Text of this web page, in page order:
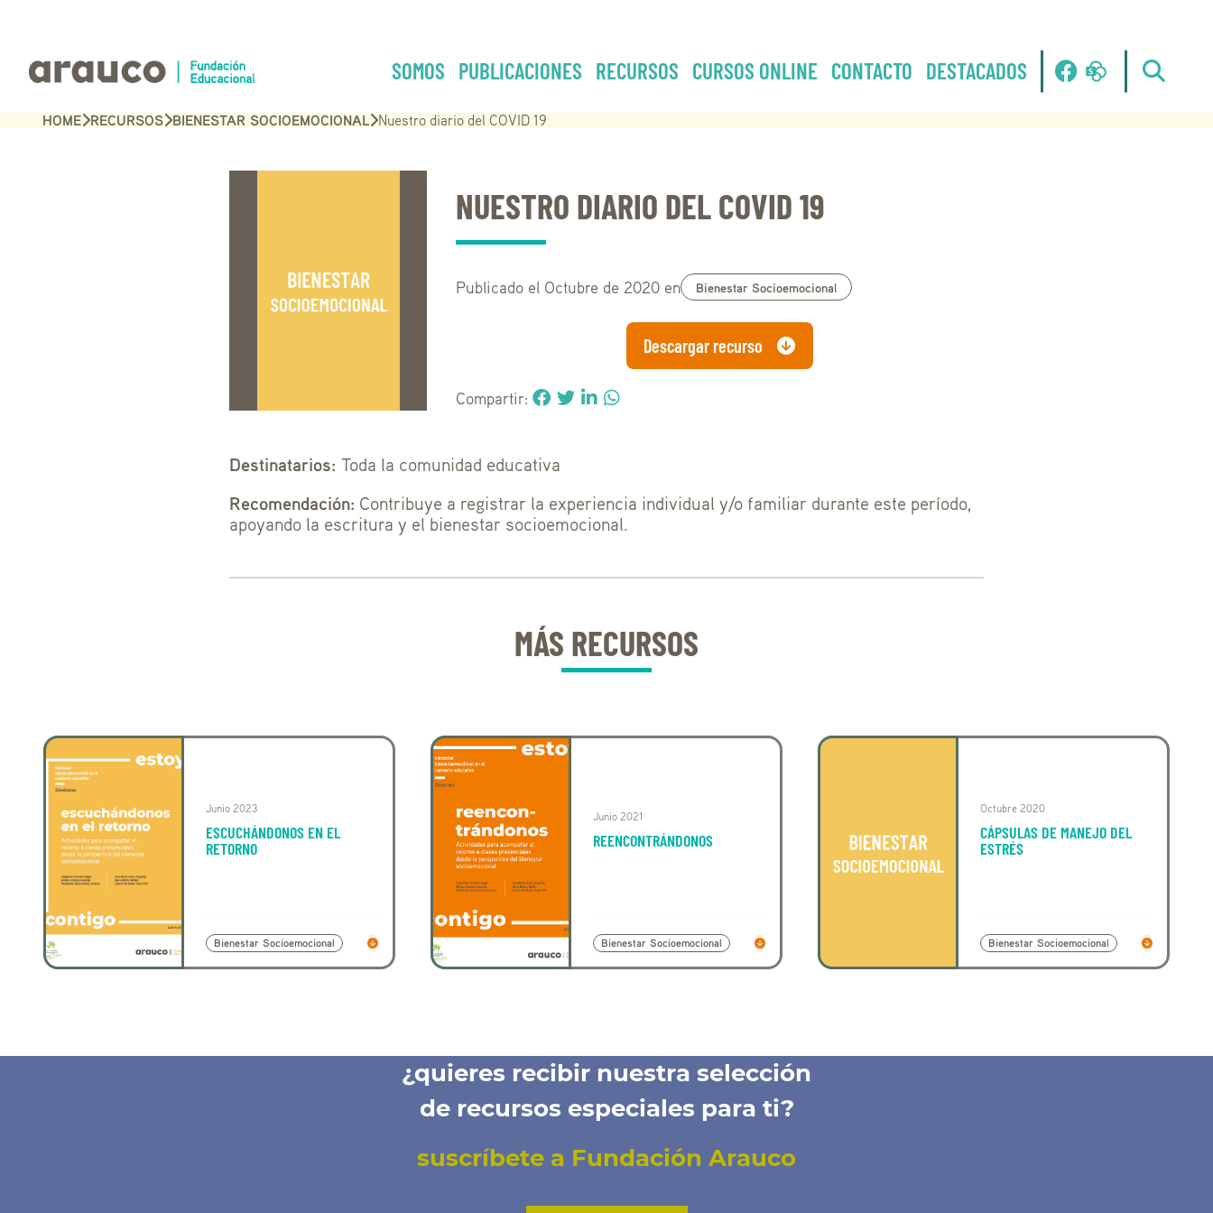
SOMOS PUBLICACIONES RECURSOS CURSOS ONLINE CONTACTO DESTACADOS
HOME RECURSOS BIENESTAR SOCIOEMOCIONAL Nuestro diario del COVID 19
NUESTRO DIARIO DEL COVID 19
Publicado el Octubre de 2020 en Bienestar Socioemocional
Descargar recurso
Compartir:
Destinatarios: Toda la comunidad educativa
Recomendación: Contribuye a registrar la experiencia individual y/o familiar durante este período,
apoyando la escritura y el bienestar socioemocional.
MÁS RECURSOS
Junio 2023
ESCUCHÁNDONOS EN EL
RETORNO
Bienestar Socioemocional
Junio 2021
REENCONTRÁNDONOS
Bienestar Socioemocional
Octubre 2020
CÁPSULAS DE MANEJO DEL
ESTRÉS
Bienestar Socioemocional
¿quieres recibir nuestra selección
de recursos especiales para ti?
suscríbete a Fundación Arauco